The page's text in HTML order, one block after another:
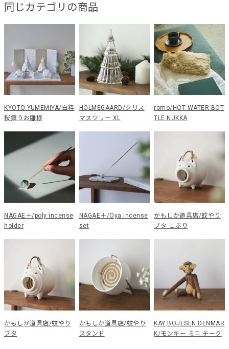
同じカテゴリの商品
KYOTO YUMEMIYA/白粋
桜舞うお雛様
HOLMEGAARD/クリス
マスツリー XL
romo/HOT WATER BOT
TLE NUKKA
NAGAE＋/poly incense
holder
NAGAE＋/Oya incense
set
かもしか道具店/蚊やり
ブタ こぶり
かもしか道具店/蚊やり
ブタ
かもしか道具店/蚊やり
スタンド
KAY BOJESEN DENMAR
K/モンキー ミニ チーク